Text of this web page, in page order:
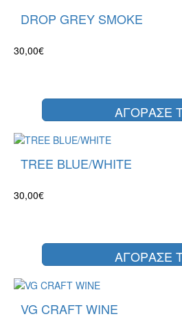
DROP GREY SMOKE
30,00€
ΑΓΟΡΑΣΕ
TREE BLUE/WHITE
30,00€
ΑΓΟΡΑΣΕ
VG CRAFT WINE